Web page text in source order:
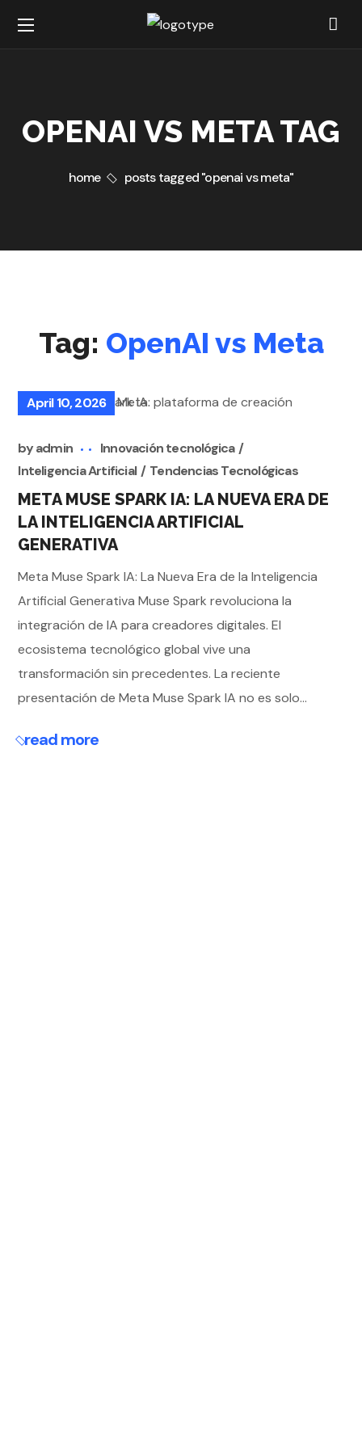
OPENAI VS META TAG
home posts tagged "openai vs meta"
Tag: OpenAI vs Meta
April 10, 2026
byadmin
Innovación tecnológica
Inteligencia Artificial
Tendencias Tecnológicas
META MUSE SPARK IA: LA NUEVA ERA DE
LA INTELIGENCIA ARTIFICIAL
GENERATIVA
Meta Muse Spark IA: La Nueva Era de la Inteligencia
Artificial Generativa Muse Spark revoluciona la
integración de IA para creadores digitales. El
ecosistema tecnológico global vive una
transformación sin precedentes. La reciente
presentación de Meta Muse Spark IA no es solo...
read more